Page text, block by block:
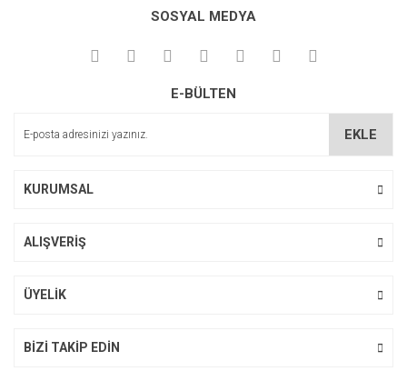
kullanarak tarafımıza iletebilirsiniz.
Görüş ve önerileriniz için teşekkür ederiz.
Ürün açıklamasında eksik bilgiler bulunuyor.
SOSYAL MEDYA
E-BÜLTEN
EKLE
KURUMSAL
ALIŞVERİŞ
ÜYELİK
BİZİ TAKİP EDİN